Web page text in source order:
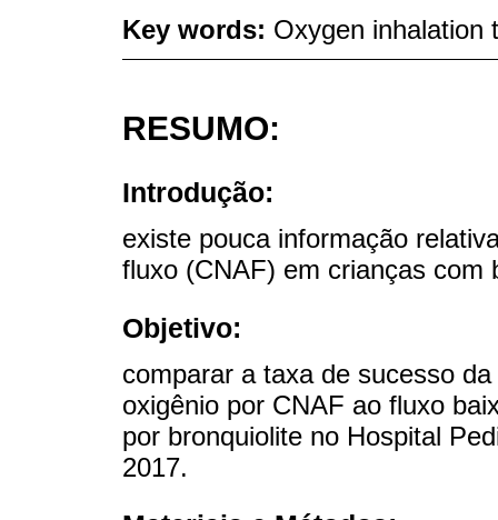
Key words: Oxygen inhalation
RESUMO:
Introdução:
existe pouca informação
fluxo (CNAF) em crianças com
Objetivo:
comparar a taxa de sucesso
oxigênio por CNAF ao fluxo
por bronquiolite no Hospital
2017.